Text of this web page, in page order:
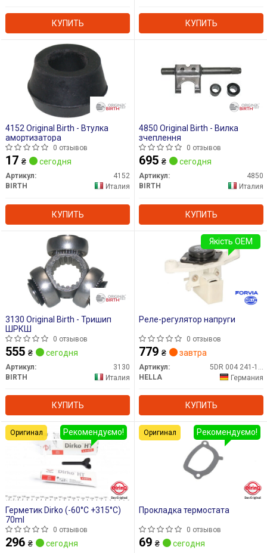
КУПИТЬ КУПИТЬ
4152 Original Birth - Втулка
амортизатора
0 отзывов
17 ₴ сегодня
Артикул:
4152
BIRTH
Италия
КУПИТЬ
4850 Original Birth - Вилка
зчеплення
0 отзывов
695 ₴ сегодня
Артикул:
4850
BIRTH
Италия
КУПИТЬ
3130 Original Birth - Тришип
ШРКШ
0 отзывов
555 ₴ сегодня
Артикул:
3130
BIRTH
Италия
КУПИТЬ
Реле-регулятор напруги
0 отзывов
779 ₴ завтра
Артикул:
HELLA
Германия
КУПИТЬ
Якість OEM
Герметик Dirko (-60°C +315°C)
70ml
0 отзывов
296 ₴ сегодня
Рекомендуємо!
Оригинал
Прокладка термостата
0 отзывов
69 ₴ сегодня
Рекомендуємо!
Оригинал